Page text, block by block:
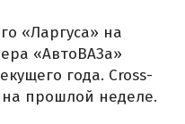
«Ларгуса» на
«АвтоВАЗа»
года. Cross-
прошлой неделе.